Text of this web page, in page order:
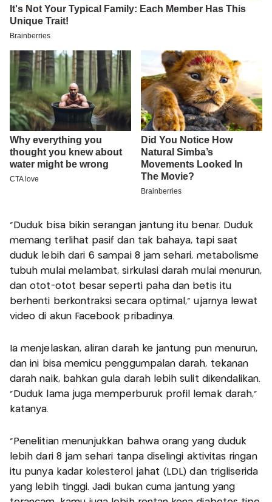
“Duduk bisa bikin serangan jantung itu benar. Duduk
memang terlihat pasif dan tak bahaya, tapi saat
duduk lebih dari 6 sampai 8 jam sehari, metabolisme
tubuh mulai melambat, sirkulasi darah mulai menurun,
dan otot-otot besar seperti paha dan betis itu
berhenti berkontraksi secara optimal,” ujarnya lewat
video di akun Facebook pribadinya.
Ia menjelaskan, aliran darah ke jantung pun menurun,
dan ini bisa memicu penggumpalan darah, tekanan
darah naik, bahkan gula darah lebih sulit dikendalikan.
“Duduk lama juga memperburuk profil lemak darah,”
katanya.
“Penelitian menunjukkan bahwa orang yang duduk
lebih dari 8 jam sehari tanpa diselingi aktivitas ringan
itu punya kadar kolesterol jahat (LDL) dan trigliserida
yang lebih tinggi. Jadi bukan cuma jantung yang